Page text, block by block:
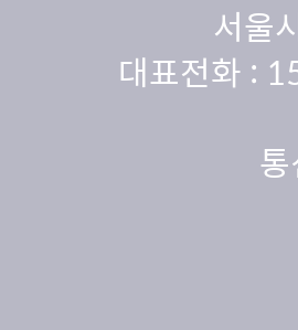
서울
대표전화 :